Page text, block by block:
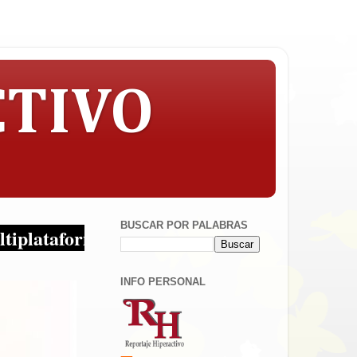
BUSCAR POR PALABRAS
INFO PERSONAL